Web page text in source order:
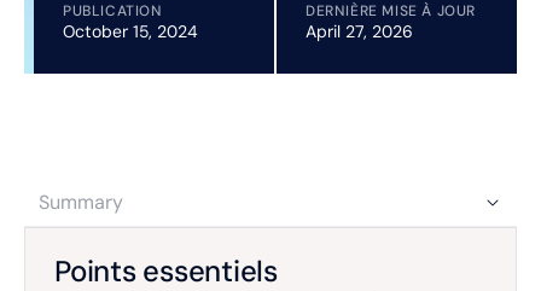
PUBLICATION
October 15, 2024
DERNIÈRE MISE À JOUR
April 27, 2026
Summary
Points essentiels